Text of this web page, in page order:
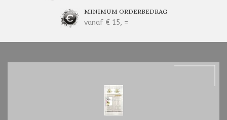
MINIMUM ORDERBEDRAG
vanaf € 15, =